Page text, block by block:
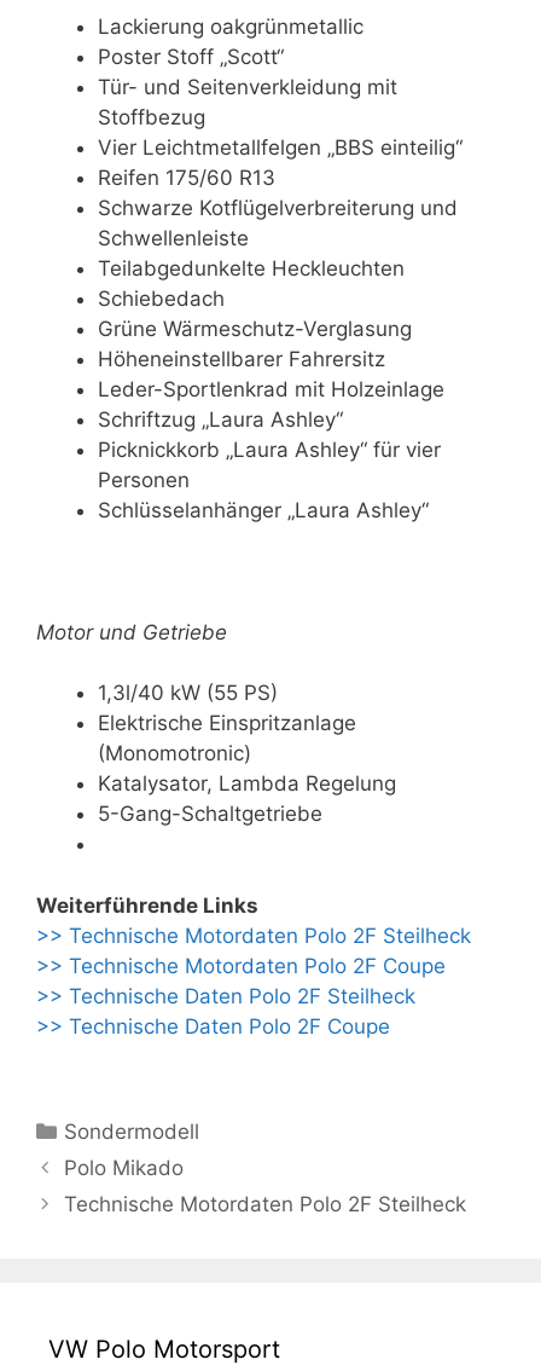
Lackierung oakgrünmetallic
Poster Stoff „Scott“
Tür- und Seitenverkleidung mit
Stoffbezug
Vier Leichtmetallfelgen „BBS einteilig“
Reifen 175/60 R13
Schwarze Kotflügelverbreiterung und
Schwellenleiste
Teilabgedunkelte Heckleuchten
Schiebedach
Grüne Wärmeschutz-Verglasung
Höheneinstellbarer Fahrersitz
Leder-Sportlenkrad mit Holzeinlage
Schriftzug „Laura Ashley“
Picknickkorb „Laura Ashley“ für vier
Personen
Schlüsselanhänger „Laura Ashley“
Motor und Getriebe
1,3l/40 kW (55 PS)
Elektrische Einspritzanlage
(Monomotronic)
Katalysator, Lambda Regelung
5-Gang-Schaltgetriebe
Weiterführende Links
>> Technische Motordaten Polo 2F Steilheck
>> Technische Motordaten Polo 2F Coupe
>> Technische Daten Polo 2F Steilheck
>> Technische Daten Polo 2F Coupe
Kategorien
Sondermodell
Polo Mikado
Technische Motordaten Polo 2F Steilheck
VW Polo Motorsport